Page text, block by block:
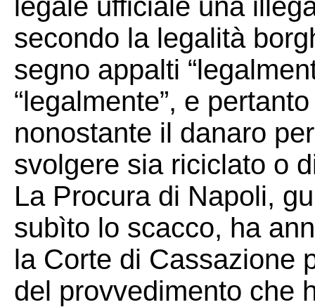
legale ufficiale una
secondo la legalità
segno appalti
“legalmente”, e
nonostante il danaro
svolgere sia riciclato o
La Procura di Napoli,
subìto lo scacco, ha
la Corte di Cassazione
del provvedimento che